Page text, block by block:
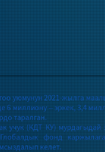
уюмунун 2021-жылга
6 миллиону – эркек, 3,4
таралган.
учук (КДТ КУ)
фонд
келет.